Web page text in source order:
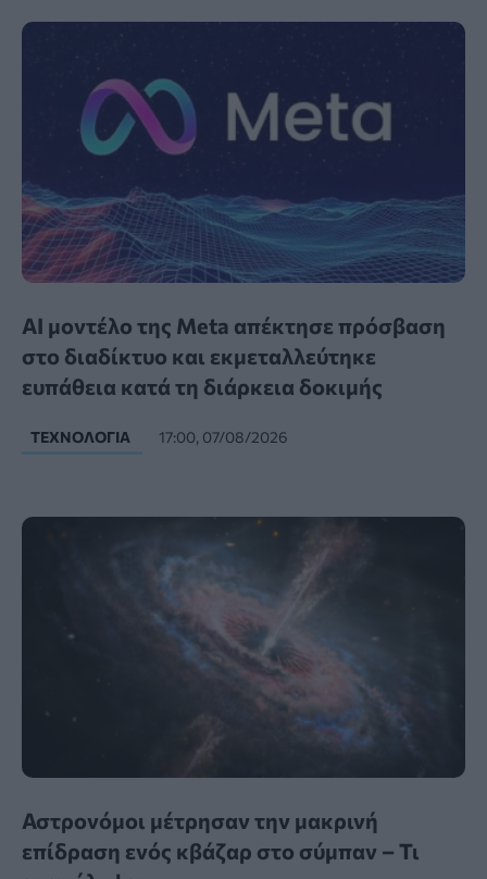
AI μοντέλο της Meta απέκτησε πρόσβαση
στο διαδίκτυο και εκμεταλλεύτηκε
ευπάθεια κατά τη διάρκεια δοκιμής
ΤΕΧΝΟΛΟΓΊΑ 17:00, 07/08/2026
Αστρονόμοι μέτρησαν την μακρινή
επίδραση ενός κβάζαρ στο σύμπαν – Τι